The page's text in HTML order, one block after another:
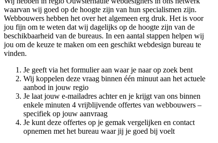
waarvan wij goed op de hoogte zijn van hun specialismen zijn.
Webbouwers hebben het over het algemeen erg druk. Het is voor
jou fijn om te weten dat wij dagelijks op de hoogte zijn van de
beschikbaarheid van de bureaus. In een aantal stappen helpen wij
jou om de keuze te maken om een geschikt webdesign bureau te
vinden.
Je geeft via het formulier aan waar je naar op zoek bent
Wij koppelen deze vraag binnen één minuut aan het actuele
aanbod in jouw regio
Je laat jouw e-mailadres achter en je krijgt van ons binnen
enkele minuten 4 vrijblijvende offertes van webbouwers –
specifiek op jouw aanvraag
Je kunt deze offertes op je gemak vergelijken en contact
opnemen met het bureau waar jij je goed bij voelt